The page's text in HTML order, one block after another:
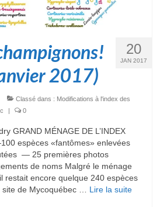
20
JAN 2017
2017)
Classé dans : Modifications à l'index des
| 0
GRAND MÉNAGE DE L’INDEX
espèces «fantômes» enlevées
— 25 premières photos
de noms Malgré le ménage
restait encore quelque 240 espèces
de Mycoquébec … Lire la suite­­